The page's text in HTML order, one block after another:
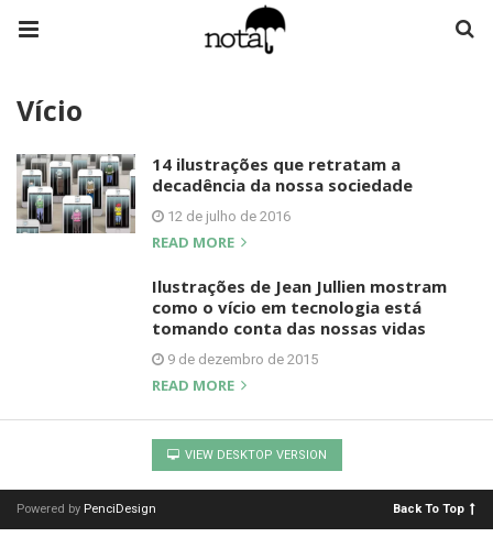
Vício
14 ilustrações que retratam a
decadência da nossa sociedade
12 de julho de 2016
READ MORE
Ilustrações de Jean Jullien mostram
como o vício em tecnologia está
tomando conta das nossas vidas
9 de dezembro de 2015
READ MORE
VIEW DESKTOP VERSION
Powered by PenciDesign Back To Top